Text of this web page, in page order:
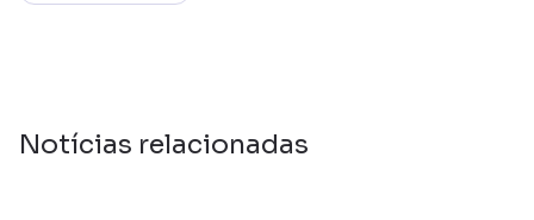
Notícias relacionadas